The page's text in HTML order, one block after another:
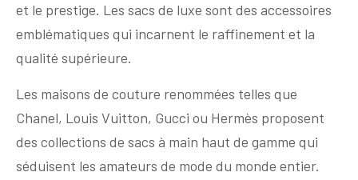
et le prestige. Les sacs de luxe sont des accessoires
emblématiques qui incarnent le raffinement et la
qualité supérieure.
Les maisons de couture renommées telles que
Chanel, Louis Vuitton, Gucci ou Hermès proposent
des collections de sacs à main haut de gamme qui
séduisent les amateurs de mode du monde entier.